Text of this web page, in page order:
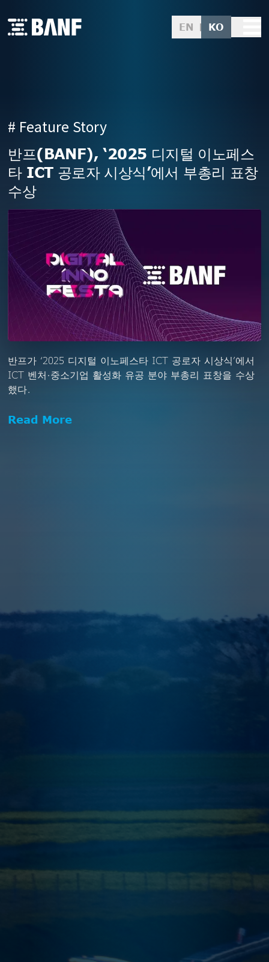
EN KO
# Feature Story
반프(BANF), ‘2025 디지털 이노페스
타 ICT 공로자 시상식’에서 부총리 표창
수상
반프가 ‘2025 디지털 이노페스타 ICT 공로자 시상식’에서
ICT 벤처·중소기업 활성화 유공 분야 부총리 표창을 수상
했다.
Read More